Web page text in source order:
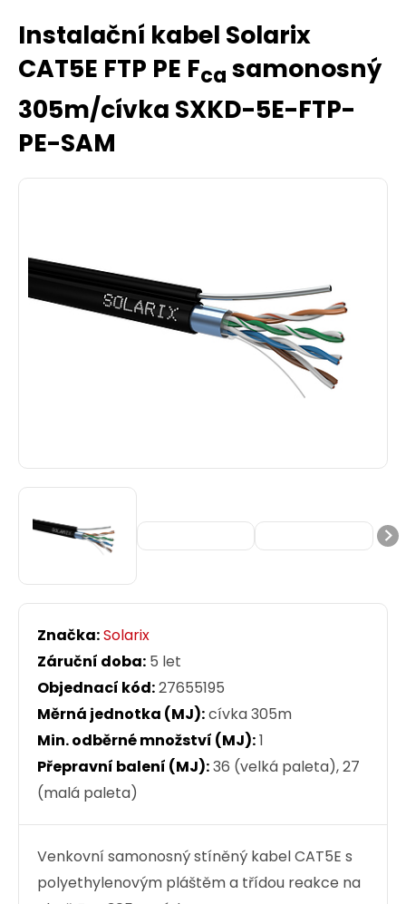
Instalační kabel Solarix
CAT5E FTP PE Fca samonosný
305m/cívka SXKD-5E-FTP-
PE-SAM
Značka:Solarix
Záruční doba: 5 let
Objednací kód:27655195
Měrná jednotka (MJ):cívka 305m
Min. odběrné množství (MJ):1
Přepravní balení (MJ):36 (velká paleta), 27
(malá paleta)
Venkovní samonosný stíněný kabel CAT5E s
polyethylenovým pláštěm a třídou reakce na